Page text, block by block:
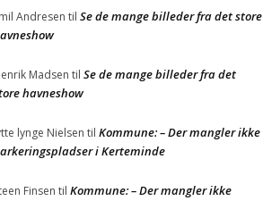
Andresen til Se de mange billeder fra det store
Madsen til Se de mange billeder fra det
havneshow
lynge Nielsen til Kommune: – Der mangler ikke
i Kerteminde
Finsen til Kommune: – Der mangler ikke